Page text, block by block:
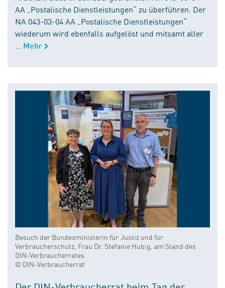
AA „Postalische Dienstleistungen“ zu überführen. Der
NA 043-03-04 AA „Postalische Dienstleistungen“
wiederum wird ebenfalls aufgelöst und mitsamt aller
Mehr
Besuch der Bundesministerin für Justiz und für
Verbraucherschutz, Frau Dr. Stefanie Hubig, am Stand des
DIN-Verbraucherrates
© DIN-Verbraucherrat